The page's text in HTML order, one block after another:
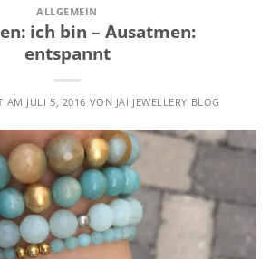
ALLGEMEIN
ich bin – Ausatmen:
entspannt
AM JULI 5, 2016 VON JAI JEWELLERY BLOG